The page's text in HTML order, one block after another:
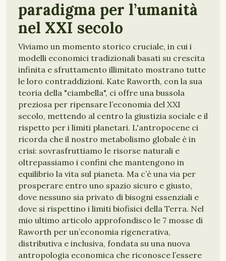
paradigma per l’umanità
nel XXI secolo
Viviamo un momento storico cruciale, in cui i
modelli economici tradizionali basati su crescita
infinita e sfruttamento illimitato mostrano tutte
le loro contraddizioni. Kate Raworth, con la sua
teoria della "ciambella", ci offre una bussola
preziosa per ripensare l’economia del XXI
secolo, mettendo al centro la giustizia sociale e il
rispetto per i limiti planetari. L'antropocene ci
ricorda che il nostro metabolismo globale è in
crisi: sovrasfruttiamo le risorse naturali e
oltrepassiamo i confini che mantengono in
equilibrio la vita sul pianeta. Ma c’è una via per
prosperare entro uno spazio sicuro e giusto,
dove nessuno sia privato di bisogni essenziali e
dove si rispettino i limiti biofisici della Terra. Nel
mio ultimo articolo approfondisco le 7 mosse di
Raworth per un’economia rigenerativa,
distributiva e inclusiva, fondata su una nuova
antropologia economica che riconosce l’essere